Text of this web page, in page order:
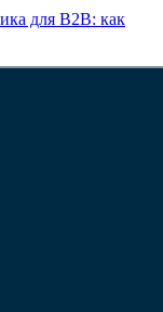
для B2B: как